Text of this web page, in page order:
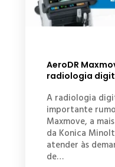
AeroDR
radiologia
A radiologia
importante
Maxmove, a
da Konica
atender às
de…